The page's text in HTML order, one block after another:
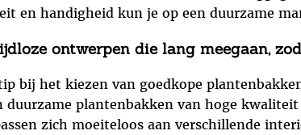
en handigheid kun je op een duurzame
ontwerpen die lang meegaan,
bij het kiezen van goedkope
duurzame plantenbakken van hoge
zich moeiteloos aan verschillende